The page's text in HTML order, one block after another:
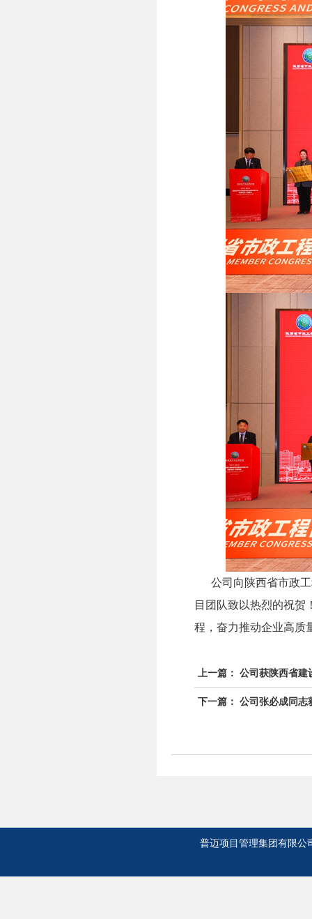
公司向陕西省市政工
目团队致以热烈的祝贺
程，奋力推动企业高质
上一篇：公司获陕西省建
下一篇：公司张必成同志
普迈项目管理集团有限公